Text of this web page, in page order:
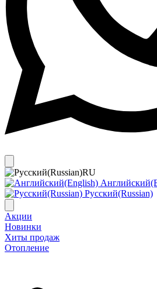
RU
Русский(Russian)
Акции
Новинки
Хиты продаж
Отопление